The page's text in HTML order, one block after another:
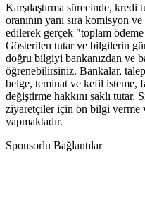
Karşılaştırma sürecinde, kredi
oranının yanı sıra komisyon
edilerek gerçek "toplam ödeme
Gösterilen tutar ve bilgilerin
doğru bilgiyi bankanızdan ve
öğrenebilirsiniz. Bankalar,
belge, teminat ve kefil isteme,
değiştirme hakkını saklı tutar.
ziyaretçiler için ön bilgi verme
yapmaktadır.
Sponsorlu Bağlantılar